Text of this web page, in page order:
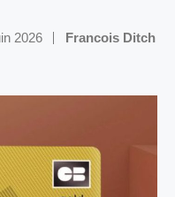
2026 Francois Ditch